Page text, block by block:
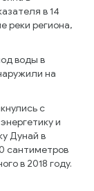
в 14
реки региона,
воды в
на
с
и
Дунай в
сантиметров
в 2018 году.